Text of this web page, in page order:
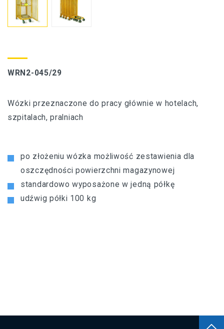
WRN2-045/29
Wózki przeznaczone do pracy głównie w hotelach,
szpitalach, pralniach
po złożeniu wózka możliwość zestawienia dla
oszczędności powierzchni magazynowej
standardowo wyposażone w jedną półkę
udźwig półki 100 kg